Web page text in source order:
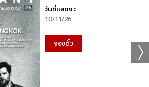
วันที่แสดง :
10/11/26
จองตั๋ว